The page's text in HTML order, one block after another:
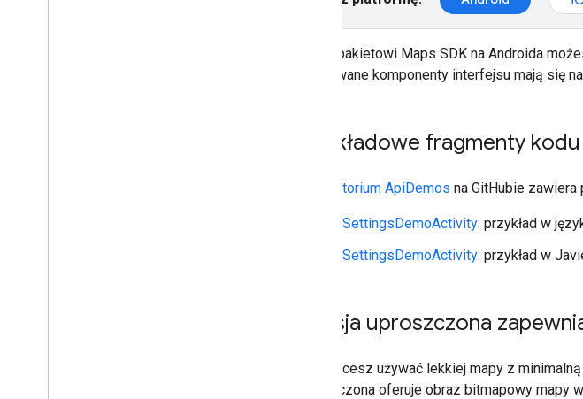
Dzięki pakietowi Maps SDK na Androida
wbudowane komponenty interfejsu mają się
Przykładowe fragmenty kodu
Repozytorium ApiDemos na GitHubie
UiSettingsDemoActivity: przykład w
UiSettingsDemoActivity: przykład w
Wersja uproszczona
Jeśli chcesz używać lekkiej mapy z
uproszczona oferuje obraz bitmapowy